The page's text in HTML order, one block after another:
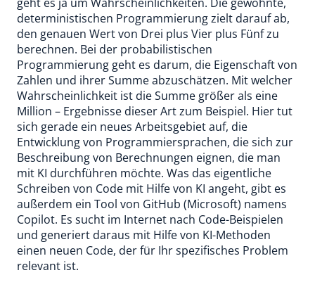
deterministischen Programmierung zielt darauf ab,
den genauen Wert von Drei plus Vier plus Fünf zu
berechnen. Bei der probabilistischen
Programmierung geht es darum, die Eigenschaft von
Zahlen und ihrer Summe abzuschätzen. Mit welcher
Wahrscheinlichkeit ist die Summe größer als eine
Million – Ergebnisse dieser Art zum Beispiel. Hier tut
sich gerade ein neues Arbeitsgebiet auf, die
Entwicklung von Programmiersprachen, die sich zur
Beschreibung von Berechnungen eignen, die man
mit KI durchführen möchte. Was das eigentliche
Schreiben von Code mit Hilfe von KI angeht, gibt es
außerdem ein Tool von GitHub (Microsoft) namens
Copilot. Es sucht im Internet nach Code-Beispielen
und generiert daraus mit Hilfe von KI-Methoden
einen neuen Code, der für Ihr spezifisches Problem
relevant ist.